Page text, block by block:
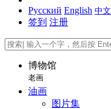
Русский English 中文
签到 注册
博物馆
老画
油画
图片集